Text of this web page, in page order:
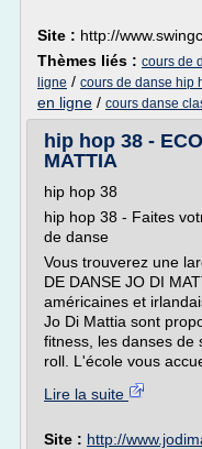
Site : http://
Thèmes liés : cours de
ligne / cours de danse hip
en ligne / cours danse
hip hop 38 -
MATTIA
hip hop 38
hip hop 38 - Faites
de danse
Vous trouverez une
DE DANSE JO DI
américaines et
Jo Di Mattia sont
fitness, les danses de
roll. L'école vous
Lire la suite
Site : http://